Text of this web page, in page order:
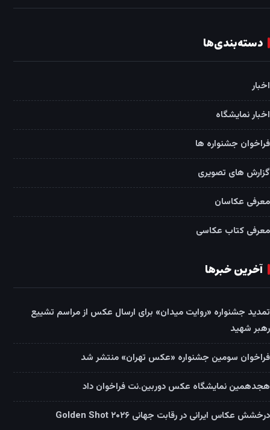
دسته‌بندی‌ها
اخبار
اخبار نمایشگاه
فراخوان جشنواره ها
گزارش های تصویری
معرفی عکاسان
معرفی کتاب عکاسی
آخرین خبرها
تمدید جشنواره «روایت میدان» برای ارسال عکس از مراسم تشییع
رهبر شهید
فراخوان سومین جشنواره «عکس تهران» منتشر شد
هجدهمین نمایشگاه عکس دوربین.نت فراخوان داد
درخشش عکاس ایرانی در رقابت جهانی Golden Shot ۲۰۲۶